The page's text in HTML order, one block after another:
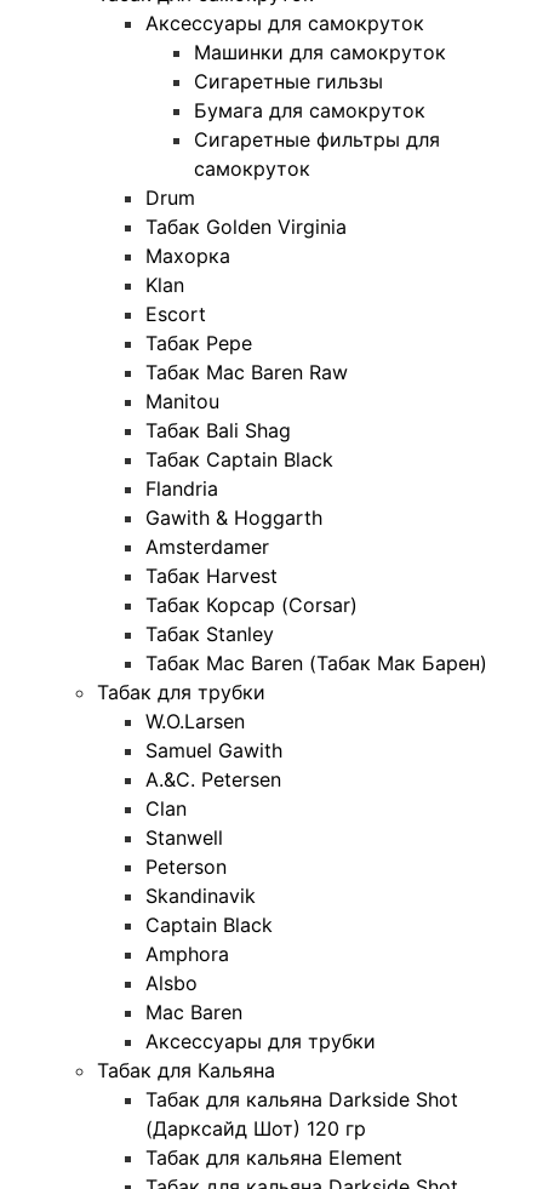
Аксессуары для самокруток
Машинки для самокруток
Сигаретные гильзы
Бумага для самокруток
Сигаретные фильтры для
самокруток
Drum
Табак Golden Virginia
Махорка
Klan
Escort
Табак Pepe
Табак Mac Baren Raw
Manitou
Табак Bali Shag
Табак Captain Black
Flandria
Gawith & Hoggarth
Amsterdamer
Табак Harvest
Табак Корсар (Corsar)
Табак Stanley
Табак Mac Baren (Табак Мак Барен)
Табак для трубки
W.O.Larsen
Samuel Gawith
A.&C. Petersen
Clan
Stanwell
Peterson
Skandinavik
Captain Black
Amphora
Alsbo
Mac Baren
Аксессуары для трубки
Табак для Кальяна
Табак для кальяна Darkside Shot
(Дарксайд Шот) 120 гр
Табак для кальяна Element